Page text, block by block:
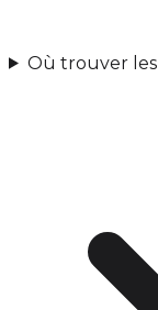
Où trouver les